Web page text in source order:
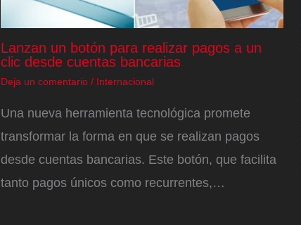
Lanzan un botón para realizar pagos a un
clic desde cuentas bancarias
Deja un comentario / Internacional
Una nueva herramienta tecnológica promete
transformar la forma en que se realizan pagos
desde cuentas bancarias. Este botón, que facilita
tanto pagos únicos como recurrentes,…